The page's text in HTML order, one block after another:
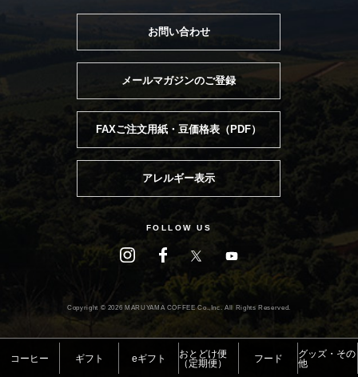
お問い合わせ
メールマガジンのご登録
FAXご注文用紙・豆価格表（PDF）
アレルギー表示
FOLLOW US
Copyright © 2026 MARUYAMA COFFEE Co.,Inc. All Rights Reserved.
コーヒー ギフト eギフト
おとどけ便
（定期便）
フード
グッズ・その
他